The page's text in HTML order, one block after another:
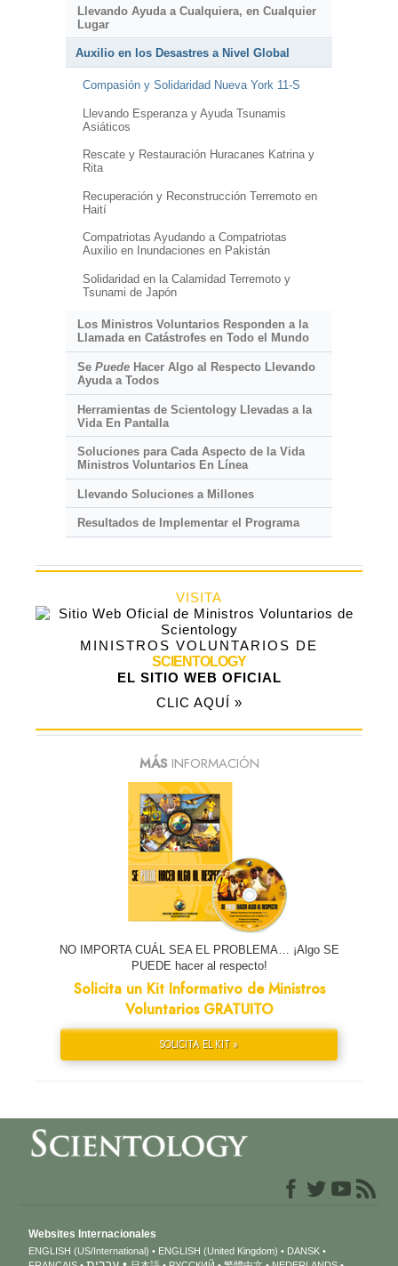
Llevando Ayuda a Cualquiera, en Cualquier
Lugar
Auxilio en los Desastres a Nivel Global
Compasión y Solidaridad Nueva York 11-S
Llevando Esperanza y Ayuda Tsunamis
Asiáticos
Rescate y Restauración Huracanes Katrina y
Rita
Recuperación y Reconstrucción Terremoto en
Haití
Compatriotas Ayudando a Compatriotas
Auxilio en Inundaciones en Pakistán
Solidaridad en la Calamidad Terremoto y
Tsunami de Japón
Los Ministros Voluntarios Responden a la
Llamada en Catástrofes en Todo el Mundo
Se PuedeHacer Algo al Respecto Llevando
Ayuda a Todos
Herramientas de Scientology Llevadas a la
Vida En Pantalla
Soluciones para Cada Aspecto de la Vida
Ministros Voluntarios En Línea
Llevando Soluciones a Millones
Resultados de Implementar el Programa
VISITA
MINISTROS VOLUNTARIOS DE
SCIENTOLOGY
EL SITIO WEB OFICIAL
CLIC AQUÍ »
MÁSINFORMACIÓN
NO IMPORTA CUÁL SEA EL PROBLEMA… ¡Algo SE
PUEDE hacer al respecto!
Solicita un Kit Informativo de Ministros
Voluntarios GRATUITO
SOLICITA EL KIT »
Websites Internacionales
ENGLISH (US/International) ENGLISH (United Kingdom)
DANSK